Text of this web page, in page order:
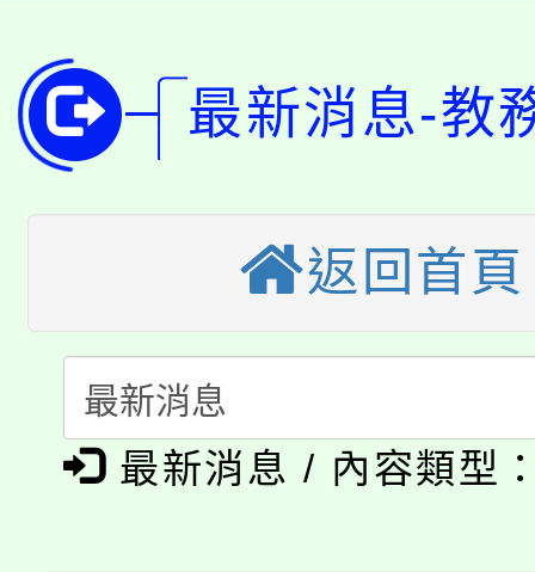
開!
115年桃園市運動會8/
田徑場及游泳池舉行。
桃園市低收入戶享有免
視費優惠，中低收入戶
半價優惠，詳情可洽有
者。
份教師增能研習
大溪自造教育及科技
份教師研習
會
115年食農教育專業人
程
「本色祭」8/29、30在
8/21下午1時於龍潭區
最新消息-教
返回首頁
最新消息 / 內容類型